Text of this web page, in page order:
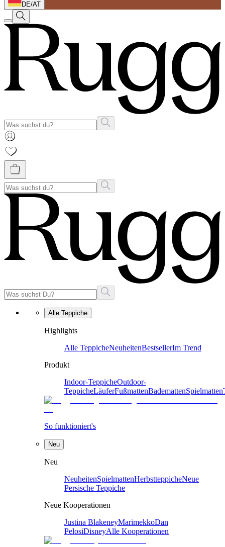
DE/AT
Alle Teppiche
Highlights
Alle TeppicheNeuheitenBestsellerIm Trend
Produkt
Indoor-TeppicheOutdoor-
TeppicheLäuferFußmattenBademattenSpielmatten
So funktioniert's
Neu
Neu
NeuheitenSpielmattenHerbstteppicheNeue
Persische Teppiche
Neue Kooperationen
Justina BlakeneyMarimekkoDan
PelosiDisneyAlle Kooperationen